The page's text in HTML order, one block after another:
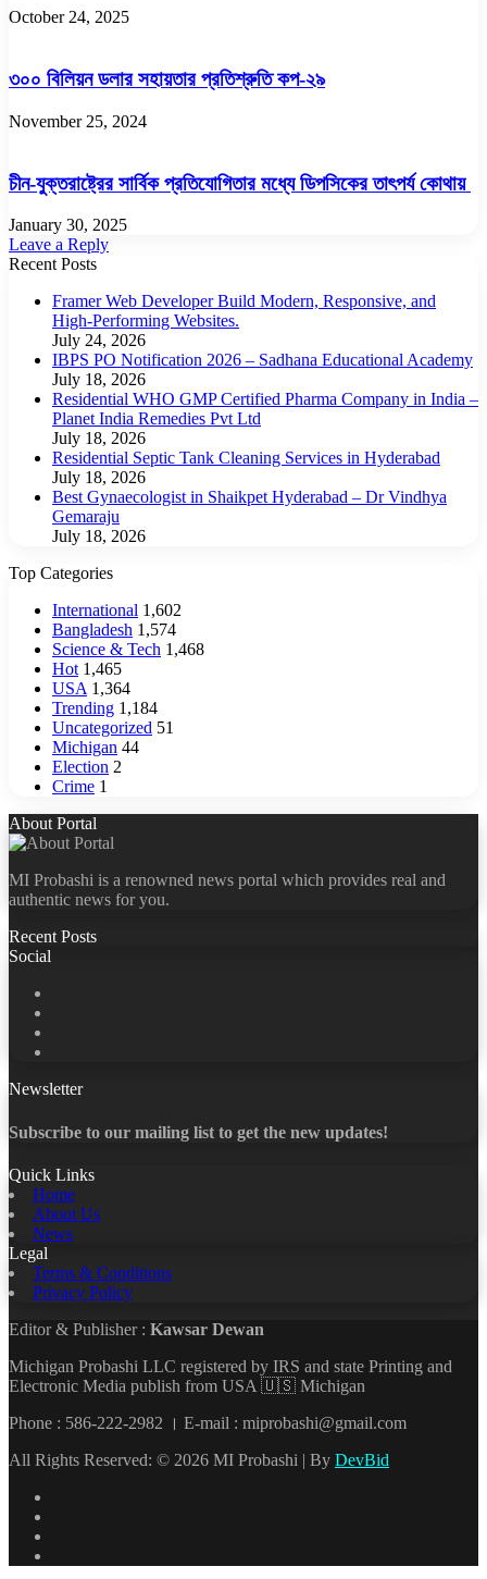
October 24, 2025
৩০০ বিলিয়ন ডলার সহায়তার প্রতিশ্রুতি কপ-২৯
November 25, 2024
চীন-যুক্তরাষ্ট্রের সার্বিক প্রতিযোগিতার মধ্যে ডিপসিকের তাৎপর্য কোথায়
January 30, 2025
Leave a Reply
Recent Posts
Framer Web Developer Build Modern, Responsive, and
High-Performing Websites.
July 24, 2026
IBPS PO Notification 2026 – Sadhana Educational Academy
July 18, 2026
Residential WHO GMP Certified Pharma Company in India –
Planet India Remedies Pvt Ltd
July 18, 2026
Residential Septic Tank Cleaning Services in Hyderabad
July 18, 2026
Best Gynaecologist in Shaikpet Hyderabad – Dr Vindhya
Gemaraju
July 18, 2026
Top Categories
International 1,602
Bangladesh 1,574
Science & Tech 1,468
Hot 1,465
USA 1,364
Trending 1,184
Uncategorized 51
Michigan 44
Election 2
Crime 1
About Portal
MI Probashi is a renowned news portal which provides real and
authentic news for you.
Recent Posts
Social
Newsletter
Subscribe to our mailing list to get the new updates!
Quick Links
Home
About Us
News
Legal
Terms & Conditions
Privacy Policy
Editor & Publisher : Kawsar Dewan
Michigan Probashi LLC registered by IRS and state Printing and
Electronic Media publish from USA 🇺🇸 Michigan
Phone : 586-222-2982 । E-mail : miprobashi@gmail.com
All Rights Reserved: © 2026 MI Probashi | By DevBid